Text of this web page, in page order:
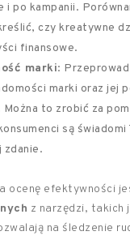
i po kampanii.
czy kreatywne
finansowe.
marki:
marki oraz jej
to zrobić za
są świadomi
zdanie.
ocenę efektywności
z narzędzi, takich
na śledzenie